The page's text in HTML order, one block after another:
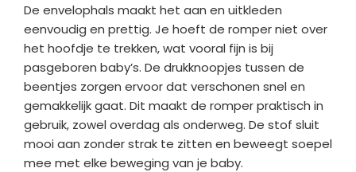
De envelophals maakt het aan en uitkleden
eenvoudig en prettig. Je hoeft de romper niet over
het hoofdje te trekken, wat vooral fijn is bij
pasgeboren baby’s. De drukknoopjes tussen de
beentjes zorgen ervoor dat verschonen snel en
gemakkelijk gaat. Dit maakt de romper praktisch in
gebruik, zowel overdag als onderweg. De stof sluit
mooi aan zonder strak te zitten en beweegt soepel
mee met elke beweging van je baby.